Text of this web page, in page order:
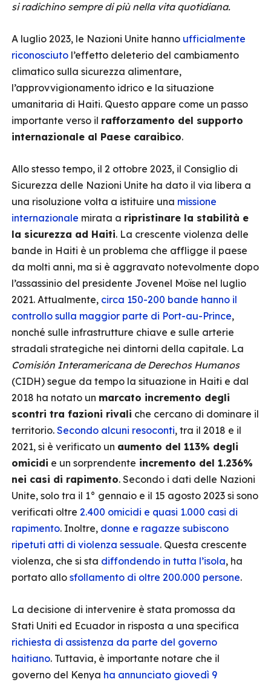
si radichino sempre di più nella vita quotidiana.
A luglio 2023, le Nazioni Unite hanno ufficialmente
riconosciuto l’effetto deleterio del cambiamento
climatico sulla sicurezza alimentare,
l’approvvigionamento idrico e la situazione
umanitaria di Haiti. Questo appare come un passo
importante verso il rafforzamento del supporto
internazionale al Paese caraibico.
Allo stesso tempo, il 2 ottobre 2023, il Consiglio di
Sicurezza delle Nazioni Unite ha dato il via libera a
una risoluzione volta a istituire una missione
internazionale mirata a ripristinare la stabilità e
la sicurezza ad Haiti. La crescente violenza delle
bande in Haiti è un problema che affligge il paese
da molti anni, ma si è aggravato notevolmente dopo
l’assassinio del presidente Jovenel Moïse nel luglio
2021. Attualmente, circa 150-200 bande hanno il
controllo sulla maggior parte di Port-au-Prince,
nonché sulle infrastrutture chiave e sulle arterie
stradali strategiche nei dintorni della capitale. La
Comisión Interamericana de Derechos Humanos
(CIDH) segue da tempo la situazione in Haiti e dal
2018 ha notato un marcato incremento degli
scontri tra fazioni rivali che cercano di dominare il
territorio. Secondo alcuni resoconti, tra il 2018 e il
2021, si è verificato un aumento del 113% degli
omicidi e un sorprendente incremento del 1.236%
nei casi di rapimento. Secondo i dati delle Nazioni
Unite, solo tra il 1° gennaio e il 15 agosto 2023 si sono
verificati oltre 2.400 omicidi e quasi 1.000 casi di
rapimento. Inoltre, donne e ragazze subiscono
ripetuti atti di violenza sessuale. Questa crescente
violenza, che si sta diffondendo in tutta l’isola, ha
portato allo sfollamento di oltre 200.000 persone.
La decisione di intervenire è stata promossa da
Stati Uniti ed Ecuador in risposta a una specifica
richiesta di assistenza da parte del governo
haitiano. Tuttavia, è importante notare che il
governo del Kenya ha annunciato giovedì 9